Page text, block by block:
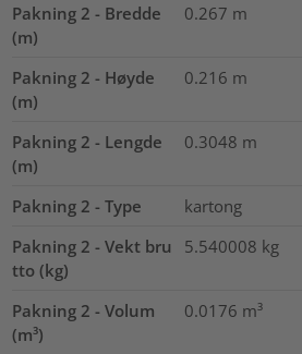
Pakning 2 - Bredde
(m)
0.267 m
Pakning 2 - Høyde
(m)
0.216 m
Pakning 2 - Lengde
(m)
0.3048 m
Pakning 2 - Type
kartong
Pakning 2 - Vekt bru
tto (kg)
5.540008 kg
Pakning 2 - Volum
(m³)
0.0176 m³